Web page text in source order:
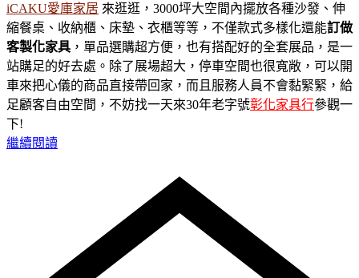
iCAKU愛庫家居 來逛逛，3000坪大空間內擺放各種沙發、伸
縮餐桌、收納櫃、床墊、衣櫃等等，不僅款式多樣化還能訂做
客製化家具 ，單品選購超方便，也有搭配好的全套展品，是一
站購足的好去處。除了展場超大，停車空間也很寬敞，可以開
車來把心儀的商品直接帶回家，而且服務人員不會黏緊緊，給
足顧客自由空間，不妨找一天來30年老字號彰化家具行參觀一
下!
繼續閱讀